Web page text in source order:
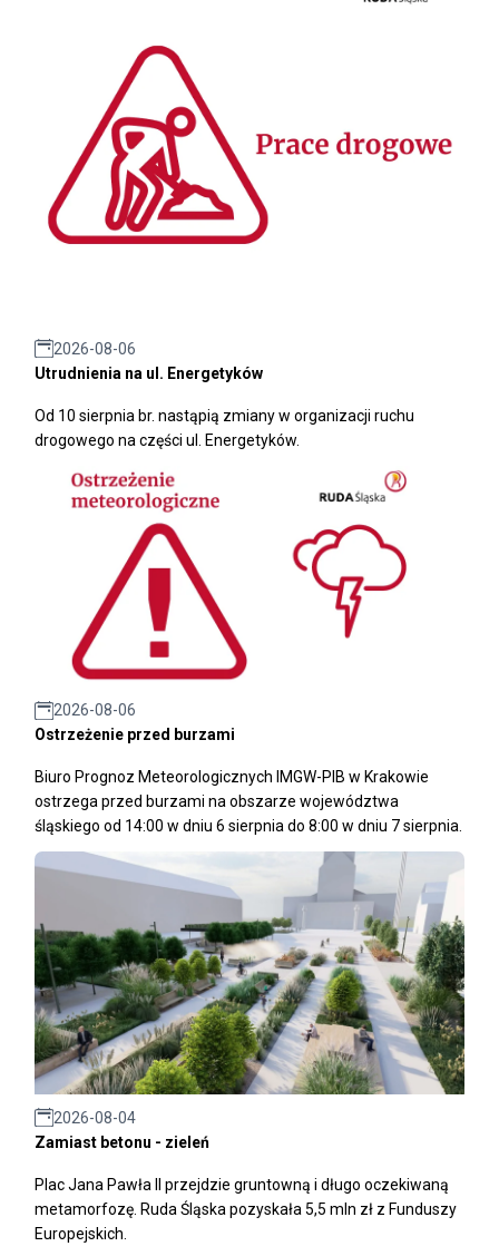
2026-08-06
Utrudnienia na ul. Energetyków
Od 10 sierpnia br. nastąpią zmiany w organizacji ruchu
drogowego na części ul. Energetyków.
2026-08-06
Ostrzeżenie przed burzami
Biuro Prognoz Meteorologicznych IMGW-PIB w Krakowie
ostrzega przed burzami na obszarze województwa
śląskiego od 14:00 w dniu 6 sierpnia do 8:00 w dniu 7 sierpnia.
2026-08-04
Zamiast betonu - zieleń
Plac Jana Pawła II przejdzie gruntowną i długo oczekiwaną
metamorfozę. Ruda Śląska pozyskała 5,5 mln zł z Funduszy
Europejskich.